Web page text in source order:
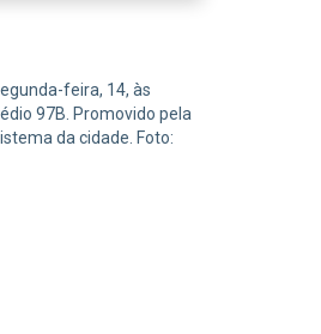
feira, 14, às
97B. Promovido pela
da cidade. Foto: